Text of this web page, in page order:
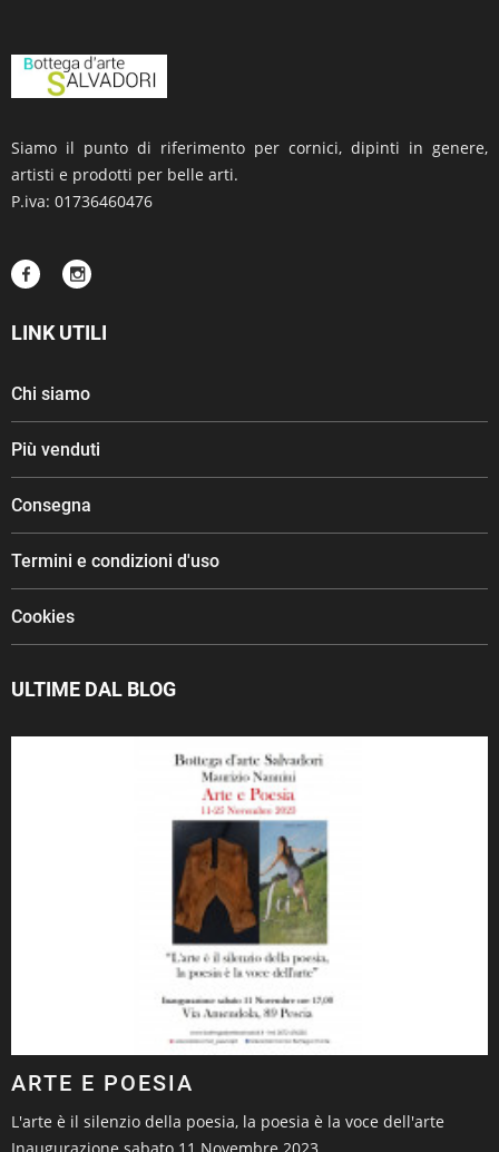
Siamo il punto di riferimento per cornici, dipinti in genere,
artisti e prodotti per belle arti.
P.iva: 01736460476
LINK UTILI
Chi siamo
Più venduti
Consegna
Termini e condizioni d'uso
Cookies
ULTIME DAL BLOG
ARTE E POESIA
L'arte è il silenzio della poesia, la poesia è la voce dell'arte
Inaugurazione sabato 11 Novembre 2023